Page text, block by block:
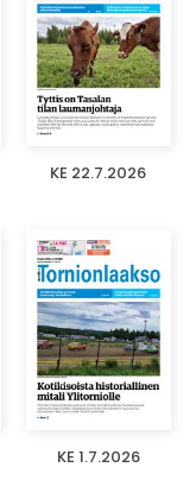
KE 22.7.2026
KE 1.7.2026